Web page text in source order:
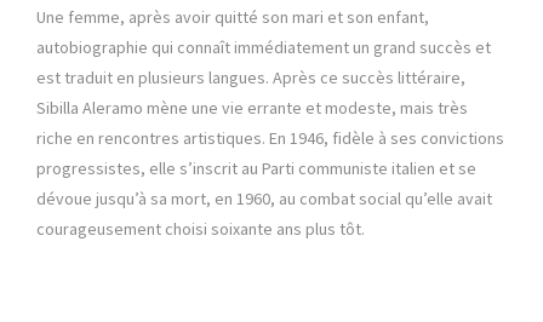
Une femme, après avoir quitté son mari et son enfant,
autobiographie qui connaît immédiatement un grand succès et
est traduit en plusieurs langues. Après ce succès littéraire,
Sibilla Aleramo mène une vie errante et modeste, mais très
riche en rencontres artistiques. En 1946, fidèle à ses convictions
progressistes, elle s’inscrit au Parti communiste italien et se
dévoue jusqu’à sa mort, en 1960, au combat social qu’elle avait
courageusement choisi soixante ans plus tôt.